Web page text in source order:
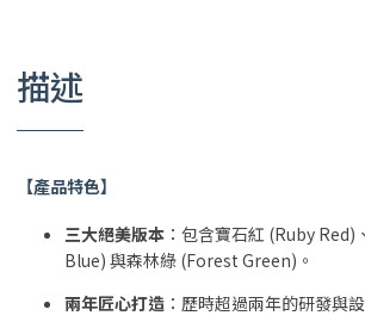
描述
【產品特色】
三大絕美版本 ：包含寶石紅 (Ruby
Blue) 與森林綠 (Forest Green)。
兩年匠心打造 ：歷時超過兩年的研發與